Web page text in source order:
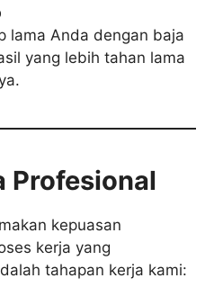
lama Anda dengan baja
yang lebih tahan lama
Profesional
kepuasan
kerja yang
tahapan kerja kami: